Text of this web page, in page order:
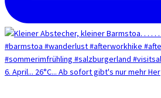
6. April... 26°C... Ab sofort gibt's nur mehr Her